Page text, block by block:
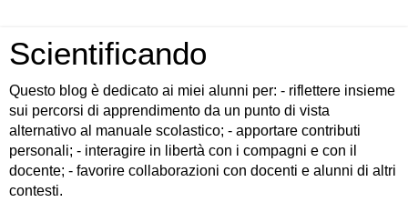
Scientificando
Questo blog è dedicato ai miei alunni per: - riflettere insieme
sui percorsi di apprendimento da un punto di vista
alternativo al manuale scolastico; - apportare contributi
personali; - interagire in libertà con i compagni e con il
docente; - favorire collaborazioni con docenti e alunni di altri
contesti.